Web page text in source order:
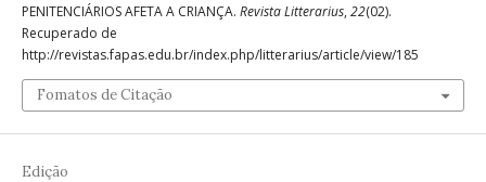
PENITENCIÁRIOS AFETA A CRIANÇA. Revista Litterarius, 22(02).
Recuperado de
http://revistas.fapas.edu.br/index.php/litterarius/article/view/185
Fomatos de Citação
Edição